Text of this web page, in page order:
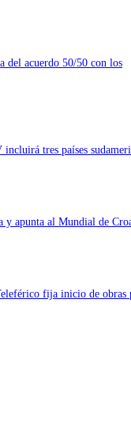
del acuerdo 50/50 con los
tres países
y apunta al Mundial de
fija inicio de obras